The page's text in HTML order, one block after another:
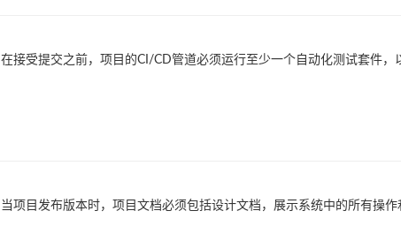
在接受提交之前，项目的CI/CD管道必须运行至少一个自动化测试套件，
当项目发布版本时，项目文档必须包括设计文档，展示系统中的所有操作